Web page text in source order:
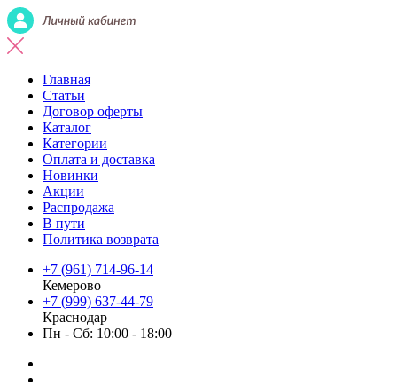
Главная
Статьи
Договор оферты
Каталог
Категории
Оплата и доставка
Новинки
Акции
Распродажа
В пути
Политика возврата
+7 (961) 714-96-14
Кемерово
+7 (999) 637-44-79
Краснодар
Пн - Сб: 10:00 - 18:00